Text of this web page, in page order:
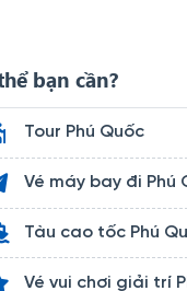
bạn cần?
Tour Phú Quốc
Vé máy bay đi Phú
Tàu cao tốc Phú
Vé vui chơi giải trí